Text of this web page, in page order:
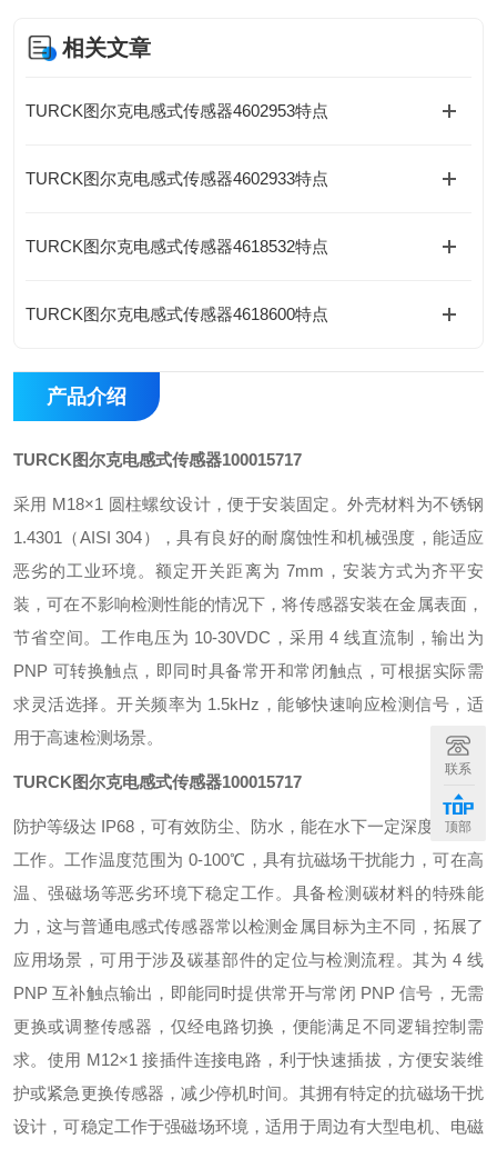
相关文章
TURCK图尔克电感式传感器4602953特点
TURCK图尔克电感式传感器4602933特点
TURCK图尔克电感式传感器4618532特点
TURCK图尔克电感式传感器4618600特点
产品介绍
TURCK图尔克电感式传感器100015717
采用 M18×1 圆柱螺纹设计，便于安装固定。外壳材料为不锈钢
1.4301（AISI 304），具有良好的耐腐蚀性和机械强度，能适应
恶劣的工业环境。额定开关距离为 7mm，安装方式为齐平安
装，可在不影响检测性能的情况下，将传感器安装在金属表面，
节省空间。工作电压为 10-30VDC，采用 4 线直流制，输出为
PNP 可转换触点，即同时具备常开和常闭触点，可根据实际需
求灵活选择。开关频率为 1.5kHz，能够快速响应检测信号，适
用于高速检测场景。
TURCK图尔克电感式传感器100015717
防护等级达 IP68，可有效防尘、防水，能在水下一定深度长时间
工作。工作温度范围为 0-100℃，具有抗磁场干扰能力，可在高
温、强磁场等恶劣环境下稳定工作。具备检测碳材料的特殊能
力，这与普通电感式传感器常以检测金属目标为主不同，拓展了
应用场景，可用于涉及碳基部件的定位与检测流程。其为 4 线
PNP 互补触点输出，即能同时提供常开与常闭 PNP 信号，无需
更换或调整传感器，仅经电路切换，便能满足不同逻辑控制需
求。使用 M12×1 接插件连接电路，利于快速插拔，方便安装维
护或紧急更换传感器，减少停机时间。其拥有特定的抗磁场干扰
设计，可稳定工作于强磁场环境，适用于周边有大型电机、电磁
联系
顶部